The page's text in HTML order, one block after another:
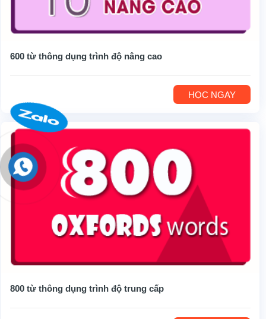
600 từ thông dụng trình độ nâng cao
HỌC NGAY
800 từ thông dụng trình độ trung cấp